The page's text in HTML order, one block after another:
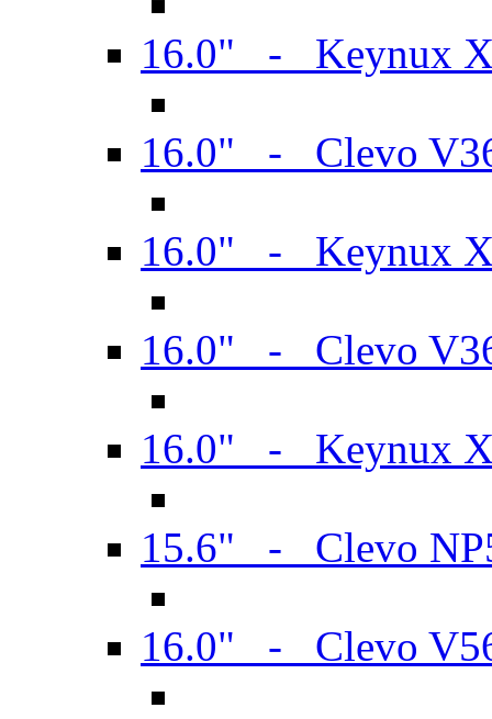
16.0" - Keynux
16.0" - Clevo
16.0" - Keynux
16.0" - Clevo
16.0" - Keynux
15.6" - Clevo
16.0" - Clevo